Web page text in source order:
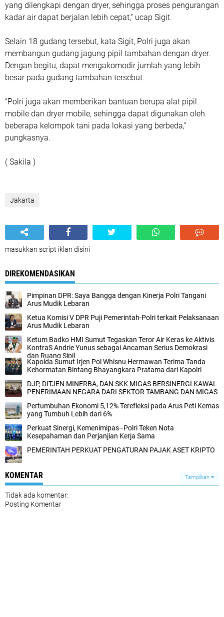
yang dilengkapi dengan dryer, sehingga proses pengurangan
kadar air dapat berjalan lebih cepat,” ucap Sigit.
Selain 18 gudang tersebut, kata Sigit, Polri juga akan
membangun gudang jagung pipil tambahan dengan dryer.
Dengan begitu, dapat mengakomodir jumlah yang lebih
besar pada gudang tambahan tersebut.
“Polri juga akan memberikan bantuan berupa alat pipil
mobile dan dryer mobile, sehingga dapat digunakan oleh
beberapa kelompok tani pada lokasi yang berbeda,”
pungkasnya.
( Sakila )
Jakarta
masukkan script iklan disini
DIREKOMENDASIKAN
Pimpinan DPR: Saya Bangga dengan Kinerja Polri Tangani
Arus Mudik Lebaran
Ketua Komisi V DPR Puji Pemerintah-Polri terkait Pelaksanaan
Arus Mudik Lebaran
Ketum Badko HMI Sumut Tegaskan Teror Air Keras ke Aktivis
KontraS Andrie Yunus sebagai Ancaman Serius Demokrasi
dan Ruang Sipil
Kapolda Sumut Irjen Pol Whisnu Hermawan Terima Tanda
Kehormatan Bintang Bhayangkara Pratama dari Kapolri
DJP, DITJEN MINERBA, DAN SKK MIGAS BERSINERGI KAWAL
PENERIMAAN NEGARA DARI SEKTOR TAMBANG DAN MIGAS
Pertumbuhan Ekonomi 5,12% Terefleksi pada Arus Peti Kemas
yang Tumbuh Lebih dari 6%
Perkuat Sinergi, Kemenimipas–Polri Teken Nota
Kesepahaman dan Perjanjian Kerja Sama
PEMERINTAH PERKUAT PENGATURAN PAJAK ASET KRIPTO
KOMENTAR Tampilkan
Tidak ada komentar:
Posting Komentar